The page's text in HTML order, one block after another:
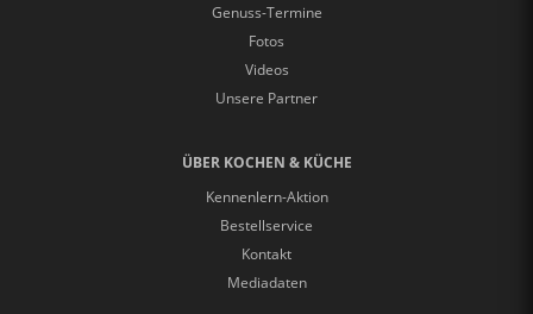
Genuss-Termine
Fotos
Videos
Unsere Partner
ÜBER KOCHEN & KÜCHE
Kennenlern-Aktion
Bestellservice
Kontakt
Mediadaten